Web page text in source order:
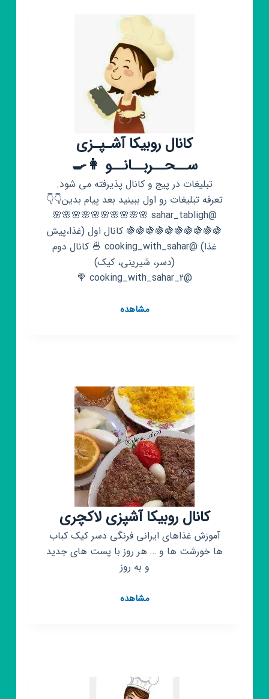
🍒
کانال روبیکا آشـپـزی
ســحــربــانــو 👩‍🍳
تبلیغات در پیج و کانال پذیرفته می شود.
تعرفه تبلیغات رو اول ببینید بعد پیام بدین👇👇
@sahar_tabligh 🌸🌸🌸🌸🌸🌸🌸🌸🌸🌸
🍇🍇🍇🍇🍇🍇🍇🍇🍇🍇 کانال اول (غذا،پیش
غذا) @cooking_with_sahar 🍜 کانال دوم
(دسر، شیرینی، کیک)
@cooking_with_sahar_2 🍭
مشاهدهکانال
کانال روبیکا آشپزی لاکچری
آموزش غذاهای ایرانی فرنگی دسر کیک کباب
ها خورشت ها و … هر روز با پست های جدید
و به روز
مشاهدهکانال